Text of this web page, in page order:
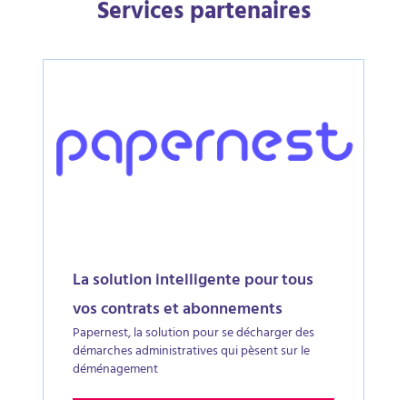
Services partenaires
La solution intelligente pour tous
vos contrats et abonnements
Papernest, la solution pour se décharger des
démarches administratives qui pèsent sur le
déménagement